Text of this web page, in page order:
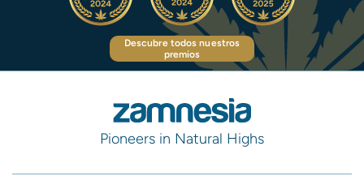
Descubre todos nuestros
premios
Pioneers in Natural Highs